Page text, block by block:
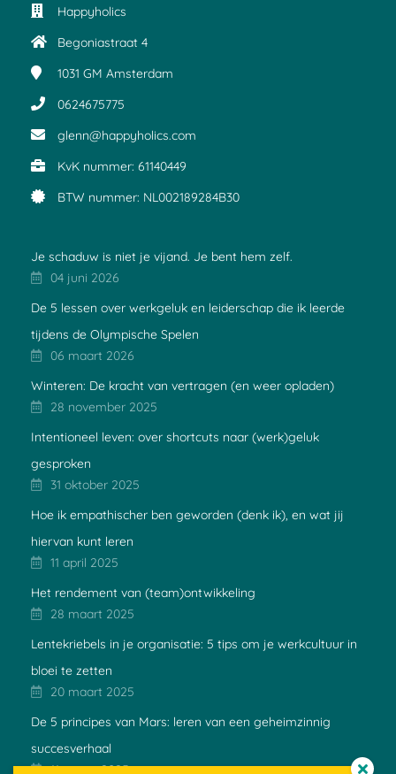
Happyholics
Begoniastraat 4
1031 GM Amsterdam
0624675775
glenn@happyholics.com
KvK nummer: 61140449
BTW nummer: NL002189284B30
Je schaduw is niet je vijand. Je bent hem zelf.
04 juni 2026
De 5 lessen over werkgeluk en leiderschap die ik leerde
tijdens de Olympische Spelen
06 maart 2026
Winteren: De kracht van vertragen (en weer opladen)
28 november 2025
Intentioneel leven: over shortcuts naar (werk)geluk
gesproken
31 oktober 2025
Hoe ik empathischer ben geworden (denk ik), en wat jij
hiervan kunt leren
11 april 2025
Het rendement van (team)ontwikkeling
28 maart 2025
Lentekriebels in je organisatie: 5 tips om je werkcultuur in
bloei te zetten
20 maart 2025
De 5 principes van Mars: leren van een geheimzinnig
succesverhaal
11 maart 2025